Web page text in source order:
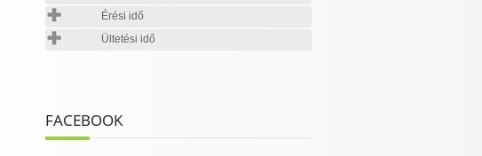
Érési idő
Ültetési idő
FACEBOOK